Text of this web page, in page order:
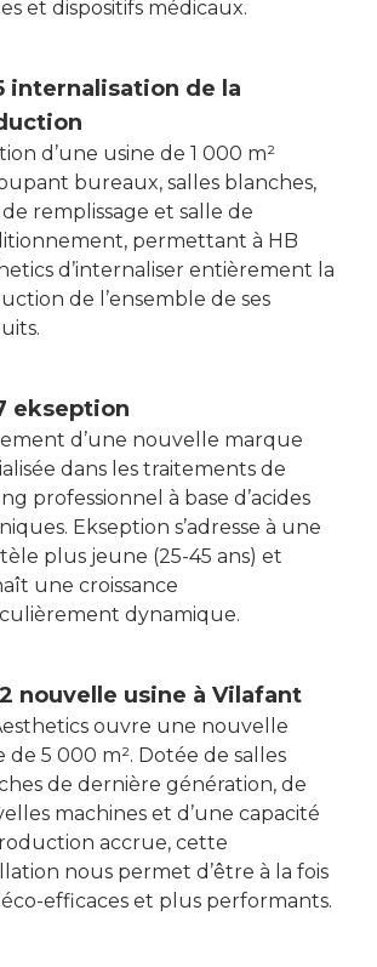
et dispositifs médicaux.
internalisation de la
d’une usine de 1 000 m²
bureaux, salles blanches,
remplissage et salle de
permettant à HB
d’internaliser entièrement la
de l’ensemble de ses
ekseption
d’une nouvelle marque
dans les traitements de
professionnel à base d’acides
Ekseption s’adresse à une
plus jeune (25-45 ans) et
une croissance
dynamique.
nouvelle usine à Vilafant
ouvre une nouvelle
de 5 000 m². Dotée de salles
de dernière génération, de
machines et d’une capacité
accrue, cette
nous permet d’être à la fois
efficaces et plus performants.